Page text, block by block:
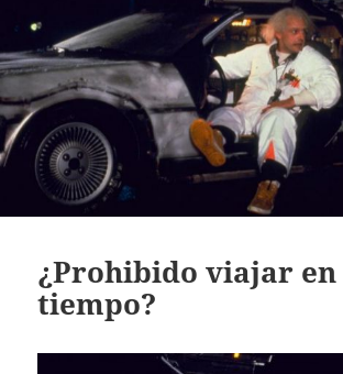
¿Prohibido viajar en
tiempo?